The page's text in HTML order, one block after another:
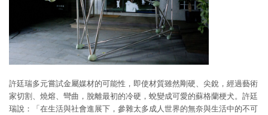
許廷瑞多元嘗試金屬媒材的可能性，即使材質雖然剛硬、尖銳，經過藝術
家切割、燒熔、彎曲，脫離最初的冷硬，蛻變成可愛的蘇格蘭梗犬。許廷
瑞說：「在生活與社會進展下，參雜太多成人世界的無奈與生活中的不可